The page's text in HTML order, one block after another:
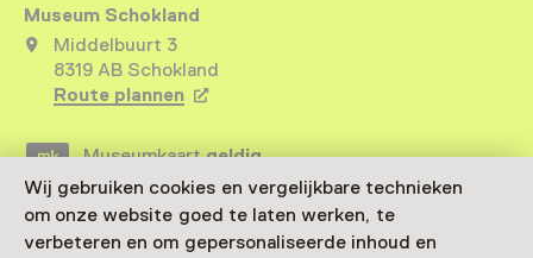
Wij gebruiken cookies en vergelijkbare technieken
om onze website goed te laten werken, te
verbeteren en om gepersonaliseerde inhoud en
Museum Schokland
Middelbuurt 3
8319 AB Schokland
Route plannen Opent in een nieuw tabblad
Museumkaartgeldig
Bezoek museumpagina